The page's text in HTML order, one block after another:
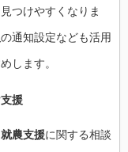
つけやすくなりま
の通知設定なども活用
します。
援
就農支援に関する相談